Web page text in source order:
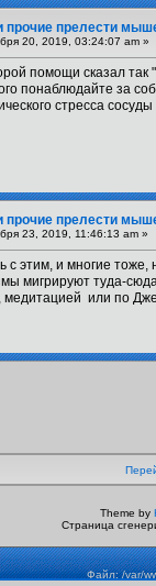
прочие прелести
20, 2019, 03:24:07 am »
помощи сказал так
понаблюдайте за
стресса
прочие прелести
23, 2019, 11:46:13 am »
с этим, и многие
мигрируют туда-
медитацией или по
Theme by
Страница
Файл: /var/